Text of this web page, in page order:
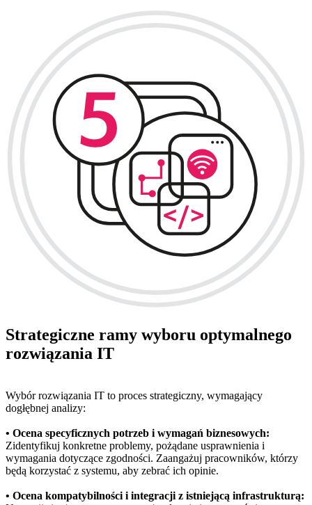
Strategiczne ramy wyboru optymalnego
rozwiązania IT
Wybór rozwiązania IT to proces strategiczny, wymagający
dogłębnej analizy:
• Ocena specyficznych potrzeb i wymagań biznesowych:
Zidentyfikuj konkretne problemy, pożądane usprawnienia i
wymagania dotyczące zgodności. Zaangażuj pracowników, którzy
będą korzystać z systemu, aby zebrać ich opinie.
• Ocena kompatybilności i integracji z istniejącą infrastrukturą: